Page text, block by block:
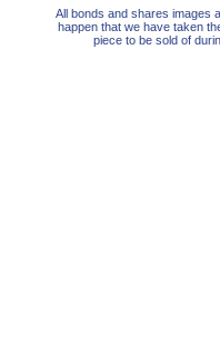
All bonds and shares images
happen that we have taken
piece to be sold of